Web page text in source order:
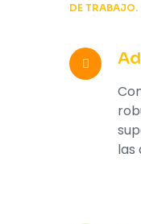
DE TRABAJO.
las